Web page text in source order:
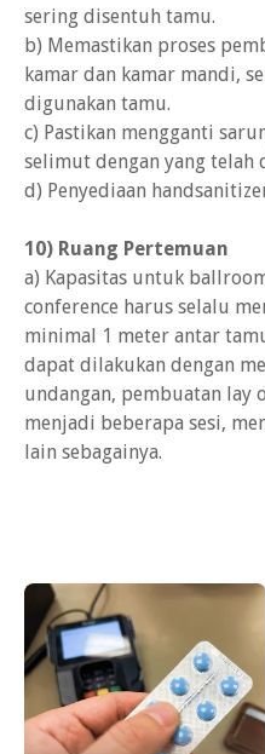
sering disentuh tamu.
b) Memastikan proses
kamar dan kamar mandi,
digunakan tamu.
c) Pastikan mengganti
selimut dengan yang telah
d) Penyediaan
10) Ruang Pertemuan
a) Kapasitas untuk
conference harus selalu
minimal 1 meter antar
dapat dilakukan dengan
undangan, pembuatan lay
menjadi beberapa sesi,
lain sebagainya.